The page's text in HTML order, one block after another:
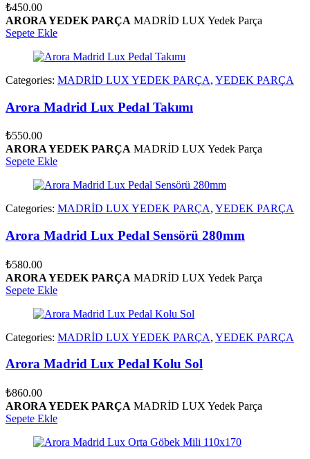
₺450.00
ARORA YEDEK PARÇA MADRİD LUX Yedek Parça
Sepete Ekle
Categories: MADRİD LUX YEDEK PARÇA, YEDEK PARÇA
Arora Madrid Lux Pedal Takımı
₺550.00
ARORA YEDEK PARÇA MADRİD LUX Yedek Parça
Sepete Ekle
Categories: MADRİD LUX YEDEK PARÇA, YEDEK PARÇA
Arora Madrid Lux Pedal Sensörü 280mm
₺580.00
ARORA YEDEK PARÇA MADRİD LUX Yedek Parça
Sepete Ekle
Categories: MADRİD LUX YEDEK PARÇA, YEDEK PARÇA
Arora Madrid Lux Pedal Kolu Sol
₺860.00
ARORA YEDEK PARÇA MADRİD LUX Yedek Parça
Sepete Ekle